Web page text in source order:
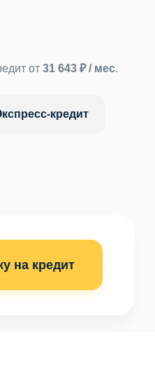
от31 643 ₽ / мес.
кредит
на кредит